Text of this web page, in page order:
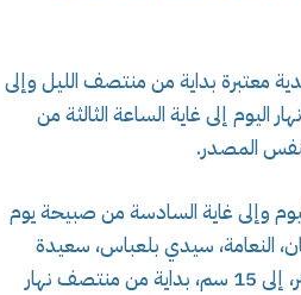
معتبرة بداية من منتصف الليل وإلى
اليوم إلى غاية الساعة الثالثة من
المصدر.
من منتصف نهار اليوم وإلى غاية السادسة من صبيحة يوم
في ولايات: بشار، تلمسان، النعامة، سيدي بلعباس، سعيدة
والبيض، كما سيصل سمك الثلوج بالمرتفعات التي يفوق علوها 1000 متر، إلى 15 سم، بداية من منتصف نهار